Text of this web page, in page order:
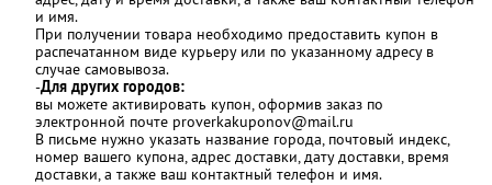
и имя.
При получении товара необходимо предоставить купон в
распечатанном виде курьеру или по указанному адресу в
случае самовывоза.
-Для других городов:
вы можете активировать купон, оформив заказ по
электронной почте proverkakuponov@mail.ru
В письме нужно указать название города, почтовый индекс,
номер вашего купона, адрес доставки, дату доставки, время
доставки, а также ваш контактный телефон и имя.